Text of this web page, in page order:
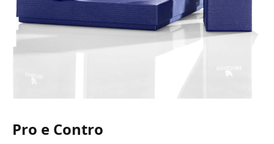
Pro e Contro